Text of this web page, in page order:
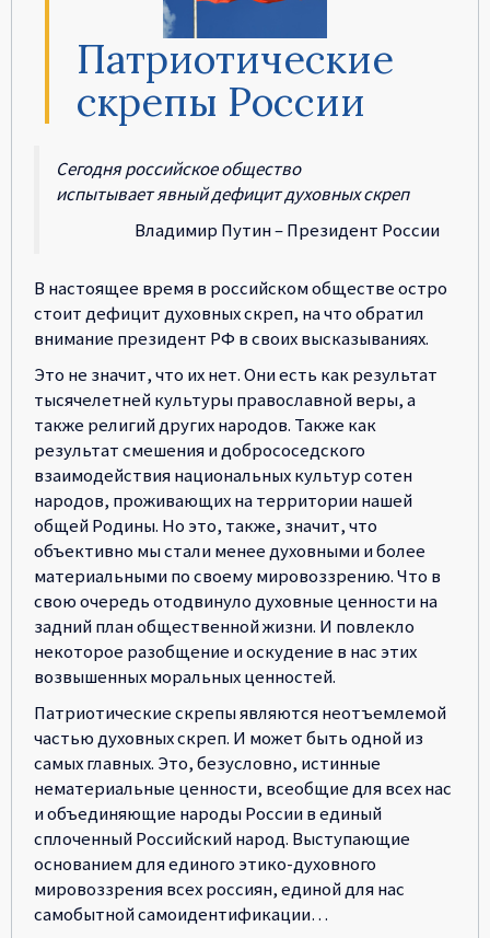
Патриотические
скрепы России
Сегодня российское общество
испытывает явный дефицит духовных скреп
Владимир Путин – Президент России
В настоящее время в российском обществе остро
стоит дефицит духовных скреп, на что обратил
внимание президент РФ в своих высказываниях.
Это не значит, что их нет. Они есть как результат
тысячелетней культуры православной веры, а
также религий других народов. Также как
результат смешения и добрососедского
взаимодействия национальных культур сотен
народов, проживающих на территории нашей
общей Родины. Но это, также, значит, что
объективно мы стали менее духовными и более
материальными по своему мировоззрению. Что в
свою очередь отодвинуло духовные ценности на
задний план общественной жизни. И повлекло
некоторое разобщение и оскудение в нас этих
возвышенных моральных ценностей.
Патриотические скрепы являются неотъемлемой
частью духовных скреп. И может быть одной из
самых главных. Это, безусловно, истинные
нематериальные ценности, всеобщие для всех нас
и объединяющие народы России в единый
сплоченный Российский народ. Выступающие
основанием для единого этико-духовного
мировоззрения всех россиян, единой для нас
самобытной самоидентификации…